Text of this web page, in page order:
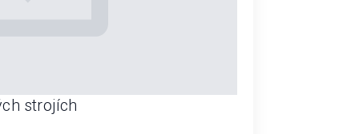
strojích